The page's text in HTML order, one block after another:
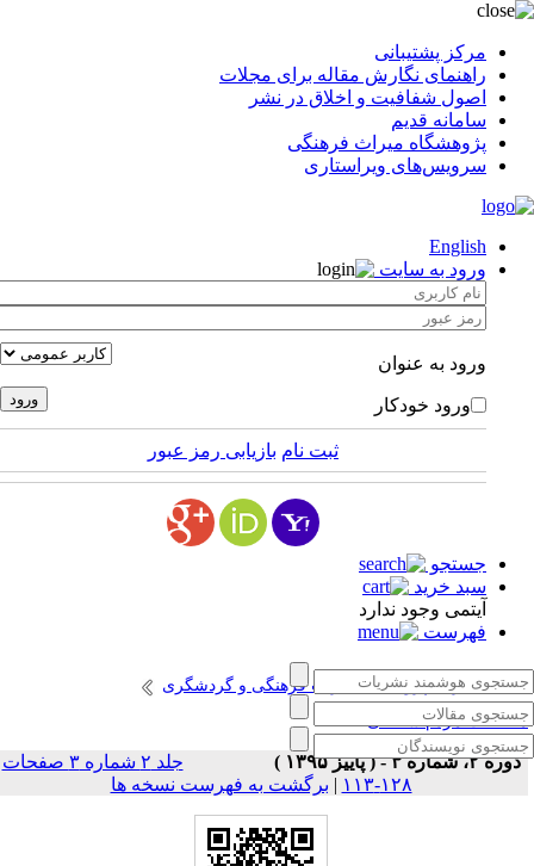
مرکز پشتیبانی
راهنمای نگارش مقاله برای مجلات
اصول شفافیت و اخلاق در نشر
سامانه قدیم
پژوهشگاه میراث فرهنگی
سرویس‌های ویراستاری
English
ورود به سایت
ورود به عنوان
ورود خودکار
ثبت نام بازیابی رمز عبور
جستجو
سبد خرید
آیتمی وجود ندارد
فهرست
انتشارات پژوهشگاه میراث فرهنگی و گردشگری
مردم شناختی
دوره ۲، شماره ۳ - ( پاییز ۱۳۹۵ )
جلد ۲ شماره ۳ صفحات
۱۲۸-۱۱۳
| برگشت به فهرست نسخه ها